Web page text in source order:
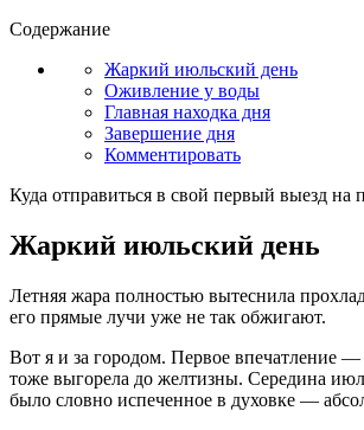
Содержание
Жаркий июльский день
Оживление у воды
Главная находка дня
Завершение дня
Комментировать
Куда отправиться в свой первый выезд
Жаркий июльский день
Летняя жара полностью вытеснила
его прямые лучи уже не так обжигают.
Вот я и за городом. Первое впечатление —
тоже выгорела до желтизны. Середина
было словно испеченное в духовке —